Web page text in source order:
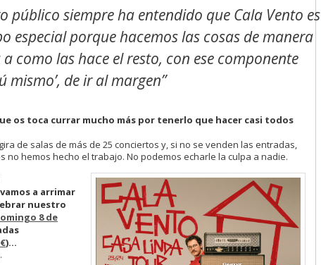
público siempre ha entendido que Cala Vento es
especial porque hacemos las cosas de manera
como las hace el resto, con ese componente
mismo’, de ir al margen”
os toca currar mucho más por tenerlo que hacer casi todos
de salas de más de 25 conciertos y, si no se venden las entradas,
no hemos hecho el trabajo. No podemos echarle la culpa a nadie.
a arrimar
nuestro
8 de
)…